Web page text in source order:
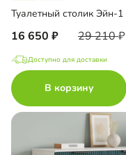
Туалетный столик Эйн-1
16 650 29 210
Доступно для доставки
В корзину